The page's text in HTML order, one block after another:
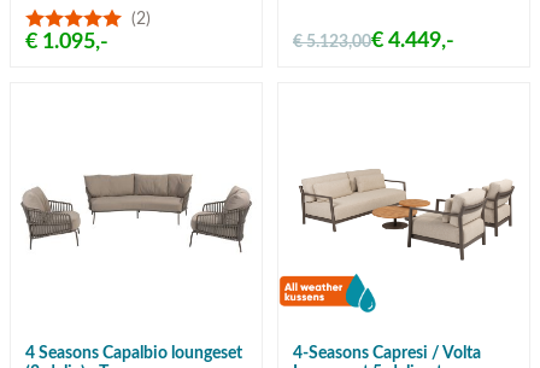
(2)
€ 1.095,- € 5.123,00€ 4.449,-
4 Seasons Capalbio loungeset
4-Seasons Capresi / Volta